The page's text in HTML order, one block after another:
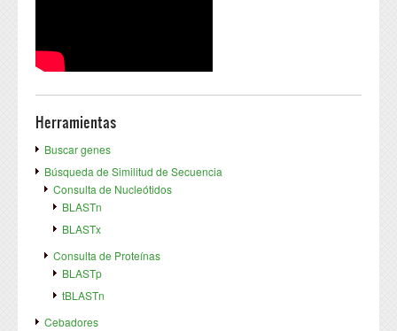
Herramientas
Buscar genes
Búsqueda de Similitud de Secuencia
Consulta de Nucleótidos
BLASTn
BLASTx
Consulta de Proteínas
BLASTp
tBLASTn
Cebadores